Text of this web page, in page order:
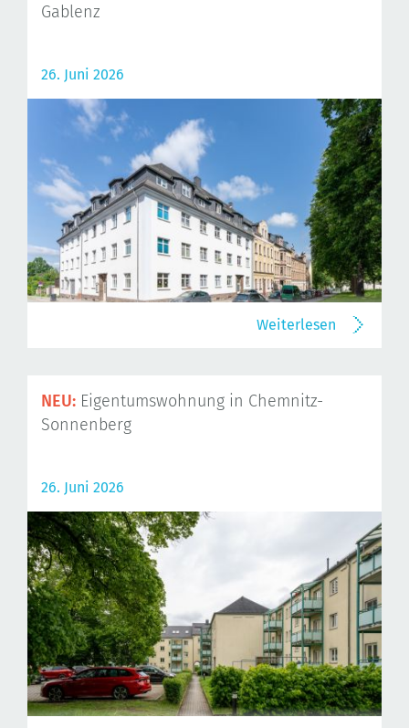
Gablenz
26. Juni 2026
Weiterlesen
NEU: Eigentumswohnung in Chemnitz-
Sonnenberg
26. Juni 2026